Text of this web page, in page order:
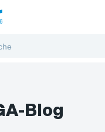
Blog